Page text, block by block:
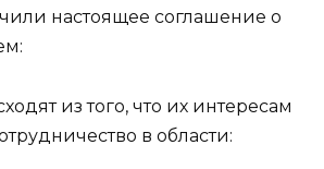
настоящее соглашение о
из того, что их интересам
в области: